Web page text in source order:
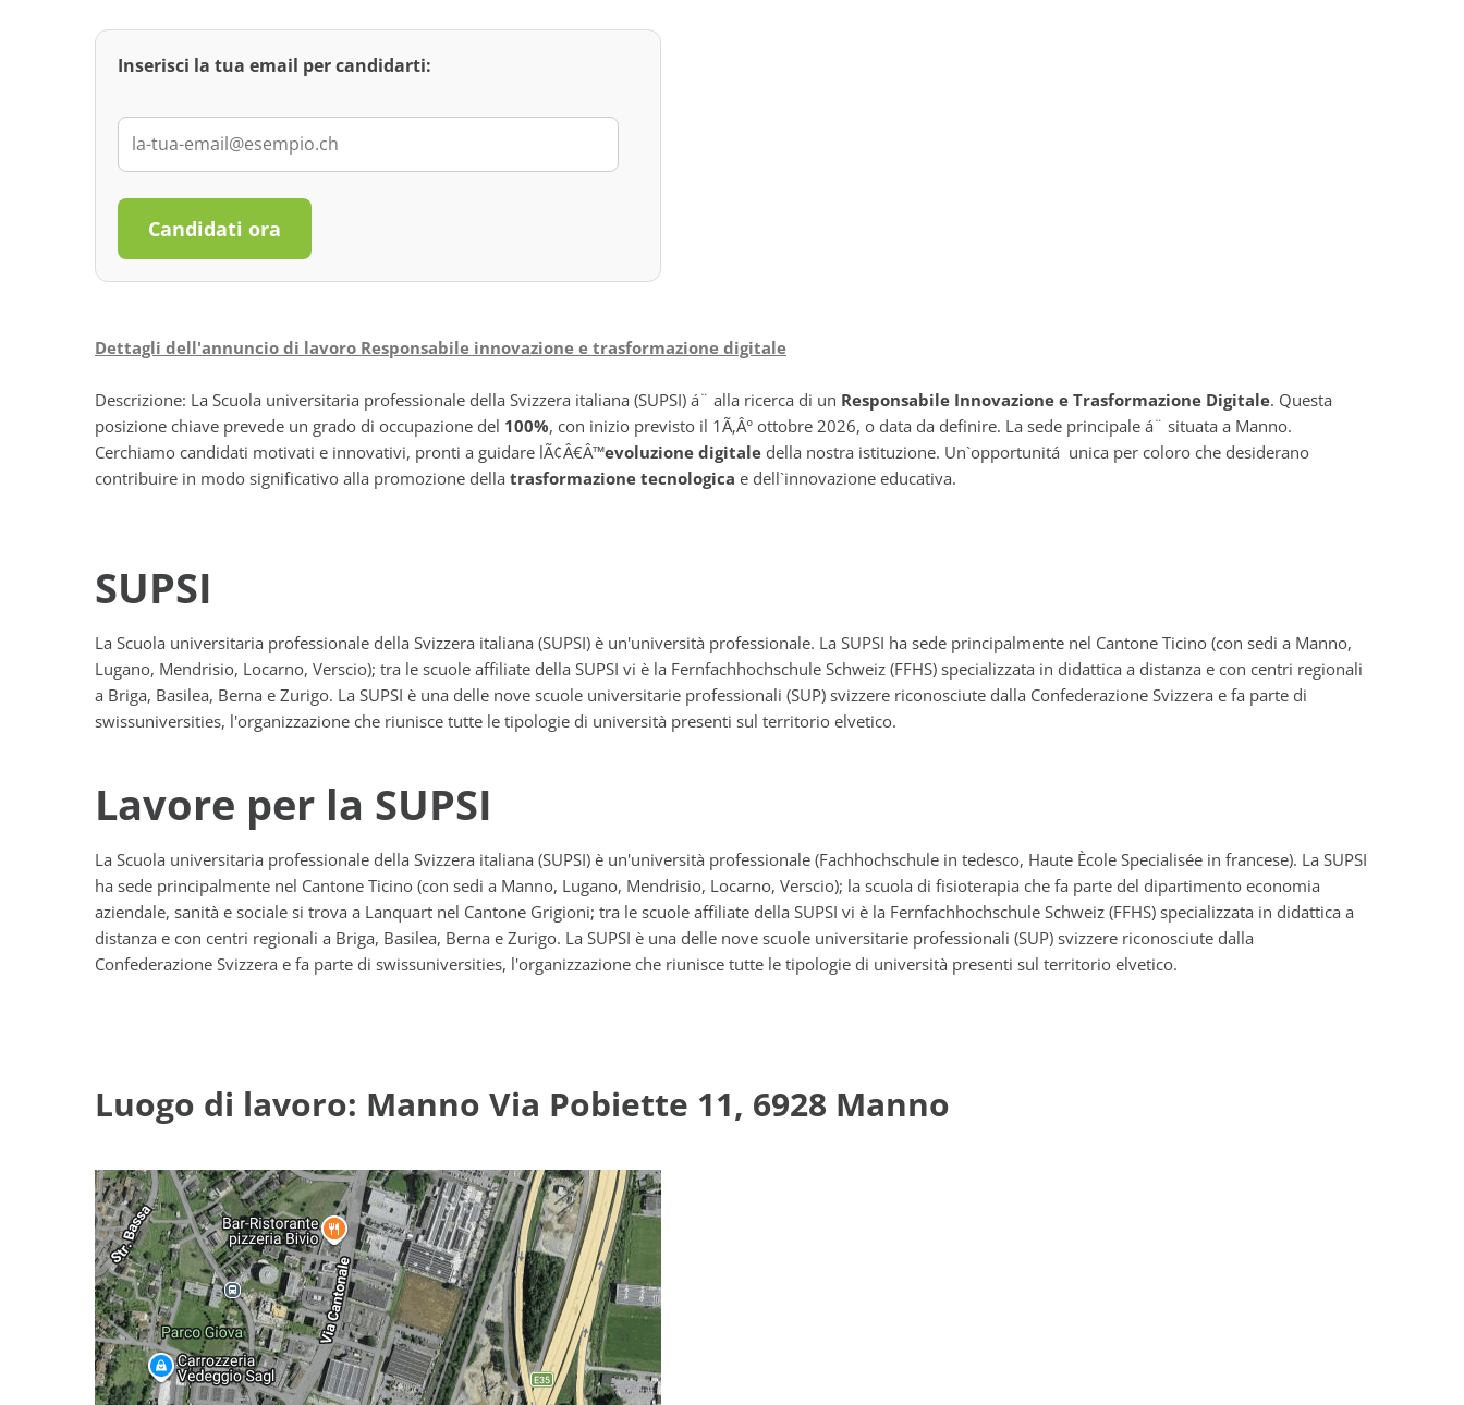
Inserisci la tua email per candidarti:
Candidati ora
Dettagli dell'annuncio di lavoro Responsabile innovazione e trasformazione digitale
Descrizione: La Scuola universitaria professionale della Svizzera italiana (SUPSI) á¨ alla ricerca di un Responsabile Innovazione e Trasformazione Digitale. Questa
posizione chiave prevede un grado di occupazione del 100%, con inizio previsto il 1Ã‚Â° ottobre 2026, o data da definire. La sede principale á¨ situata a Manno.
Cerchiamo candidati motivati e innovativi, pronti a guidare lÃ¢Â€Â™evoluzione digitale della nostra istituzione. Un`opportunitá unica per coloro che desiderano
contribuire in modo significativo alla promozione della trasformazione tecnologica e dell`innovazione educativa.
SUPSI
La Scuola universitaria professionale della Svizzera italiana (SUPSI) è un'università professionale. La SUPSI ha sede principalmente nel Cantone Ticino (con sedi a Manno,
Lugano, Mendrisio, Locarno, Verscio); tra le scuole affiliate della SUPSI vi è la Fernfachhochschule Schweiz (FFHS) specializzata in didattica a distanza e con centri regionali
a Briga, Basilea, Berna e Zurigo. La SUPSI è una delle nove scuole universitarie professionali (SUP) svizzere riconosciute dalla Confederazione Svizzera e fa parte di
swissuniversities, l'organizzazione che riunisce tutte le tipologie di università presenti sul territorio elvetico.
Lavore per la SUPSI
La Scuola universitaria professionale della Svizzera italiana (SUPSI) è un'università professionale (Fachhochschule in tedesco, Haute Ècole Specialisée in francese). La SUPSI
ha sede principalmente nel Cantone Ticino (con sedi a Manno, Lugano, Mendrisio, Locarno, Verscio); la scuola di fisioterapia che fa parte del dipartimento economia
aziendale, sanità e sociale si trova a Lanquart nel Cantone Grigioni; tra le scuole affiliate della SUPSI vi è la Fernfachhochschule Schweiz (FFHS) specializzata in didattica a
distanza e con centri regionali a Briga, Basilea, Berna e Zurigo. La SUPSI è una delle nove scuole universitarie professionali (SUP) svizzere riconosciute dalla
Confederazione Svizzera e fa parte di swissuniversities, l'organizzazione che riunisce tutte le tipologie di università presenti sul territorio elvetico.
Luogo di lavoro: Manno Via Pobiette 11, 6928 Manno